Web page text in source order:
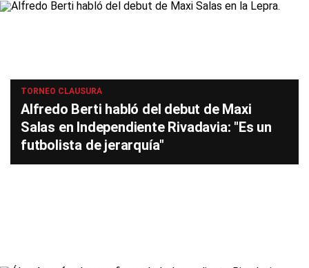
TORNEO CLAUSURA
Alfredo Berti habló del debut de Maxi
Salas en Independiente Rivadavia: "Es un
futbolista de jerarquía"